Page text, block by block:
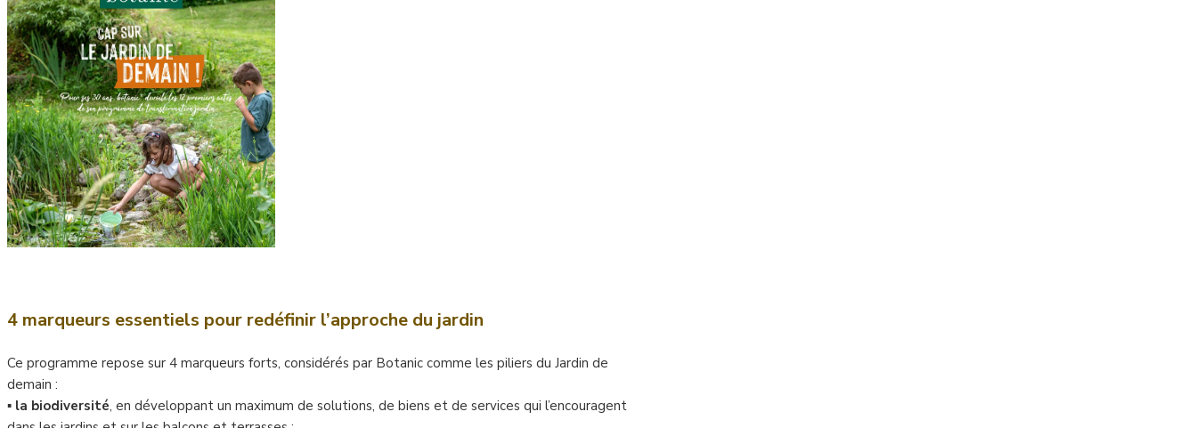
4 marqueurs essentiels pour redéfinir l’approche du jardin
Ce programme repose sur 4 marqueurs forts, considérés par Botanic comme les piliers du Jardin de
demain :
▪ la biodiversité, en développant un maximum de solutions, de biens et de services qui l’encouragent